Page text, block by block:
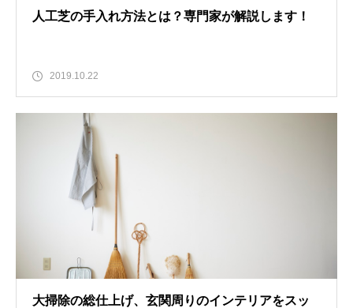
人工芝の手入れ方法とは？専門家が解説します！
2019.10.22
大掃除の総仕上げ、玄関周りのインテリアをスッ